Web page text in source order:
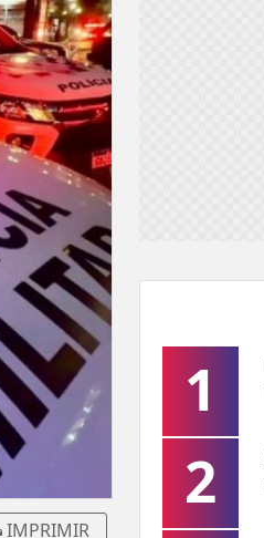
IMPRIMIR
1
2